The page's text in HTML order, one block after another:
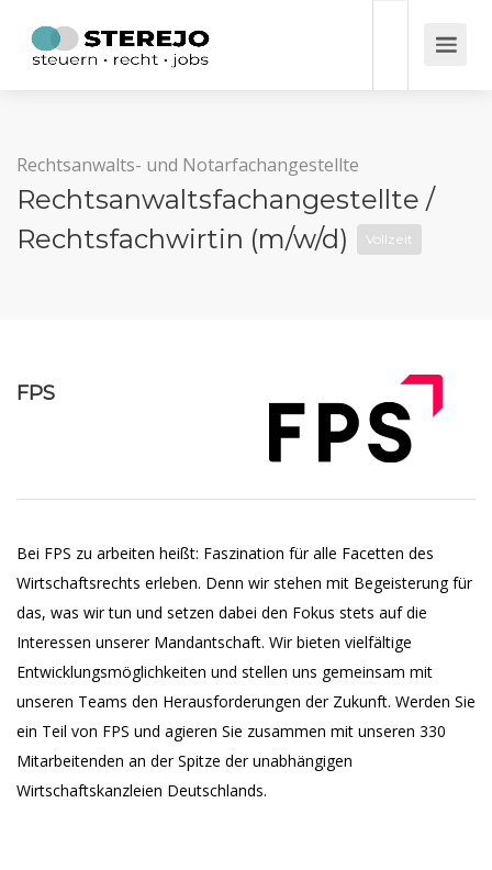
Rechtsanwalts- und Notarfachangestellte
Rechtsanwaltsfachangestellte /
Rechtsfachwirtin (m/w/d)
Vollzeit
FPS
Bei FPS zu arbeiten heißt: Faszination für alle Facetten des
Wirtschaftsrechts erleben. Denn wir stehen mit Begeisterung für
das, was wir tun und setzen dabei den Fokus stets auf die
Interessen unserer Mandantschaft. Wir bieten vielfältige
Entwicklungsmöglichkeiten und stellen uns gemeinsam mit
unseren Teams den Herausforderungen der Zukunft. Werden Sie
ein Teil von FPS und agieren Sie zusammen mit unseren 330
Mitarbeitenden an der Spitze der unabhängigen
Wirtschaftskanzleien Deutschlands.